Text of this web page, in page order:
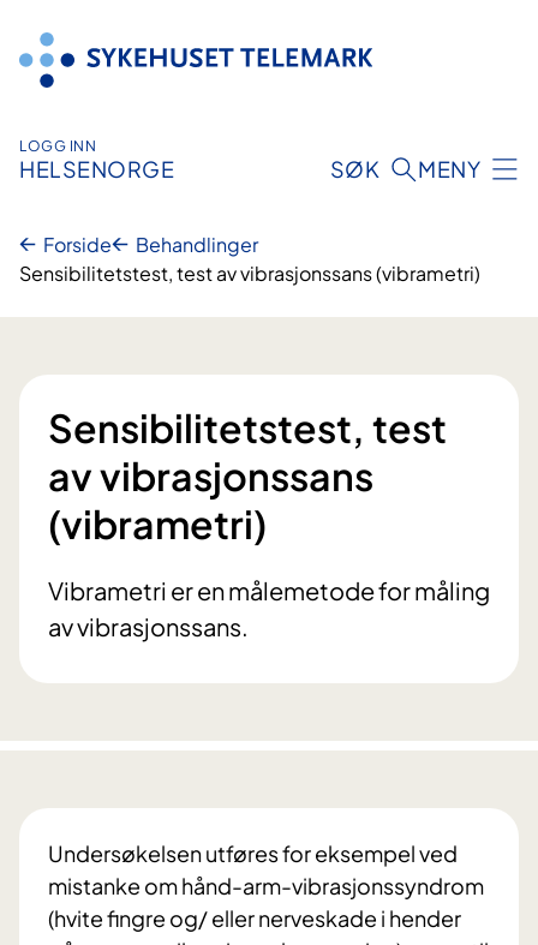
innhold
LOGG INN
HELSENORGE SØK MENY
Forside
Behandlinger
Sensibilitetstest, test av vibrasjonssans (vibrametri)
Sensibilitetstest, test
av vibrasjonssans
(vibrametri)
Vibrametri er en målemetode for måling
av vibrasjonssans.
Undersøkelsen utføres for eksempel ved
mistanke om hånd-arm-vibrasjonssyndrom
(hvite fingre og/ eller nerveskade i hender